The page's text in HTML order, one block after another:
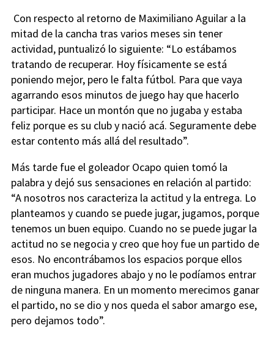
Con respecto al retorno de Maximiliano Aguilar a la
mitad de la cancha tras varios meses sin tener
actividad, puntualizó lo siguiente: “Lo estábamos
tratando de recuperar. Hoy físicamente se está
poniendo mejor, pero le falta fútbol. Para que vaya
agarrando esos minutos de juego hay que hacerlo
participar. Hace un montón que no jugaba y estaba
feliz porque es su club y nació acá. Seguramente debe
estar contento más allá del resultado”.
Más tarde fue el goleador Ocapo quien tomó la
palabra y dejó sus sensaciones en relación al partido:
“A nosotros nos caracteriza la actitud y la entrega. Lo
planteamos y cuando se puede jugar, jugamos, porque
tenemos un buen equipo. Cuando no se puede jugar la
actitud no se negocia y creo que hoy fue un partido de
esos. No encontrábamos los espacios porque ellos
eran muchos jugadores abajo y no le podíamos entrar
de ninguna manera. En un momento merecimos ganar
el partido, no se dio y nos queda el sabor amargo ese,
pero dejamos todo”.